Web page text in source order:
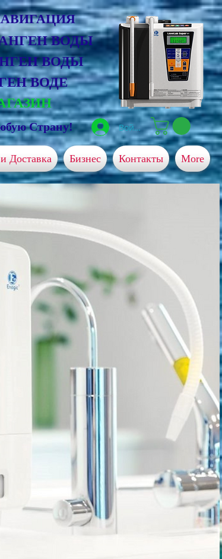
ВОДЫ
ВОДЫ
ВОДЕ
Страну! Войти
Доставка Бизнес Контакты More